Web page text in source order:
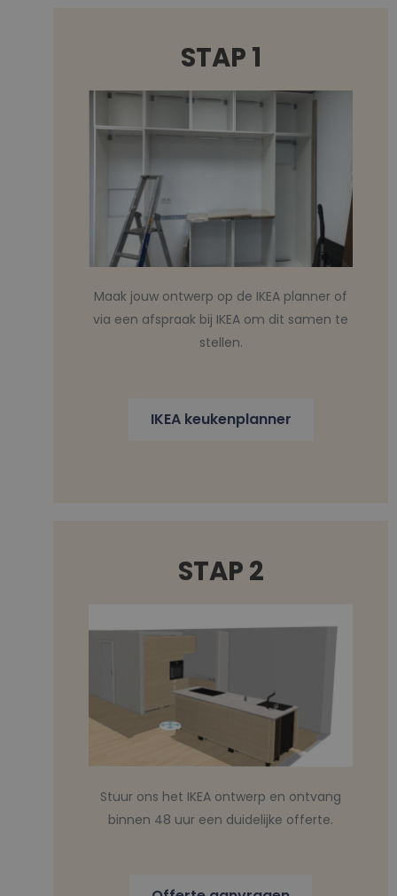
STAP 1
Maak jouw ontwerp op de IKEA planner of
via een afspraak bij IKEA om dit samen te
stellen.
IKEA keukenplanner
STAP 2
Stuur ons het IKEA ontwerp en ontvang
binnen 48 uur een duidelijke offerte.